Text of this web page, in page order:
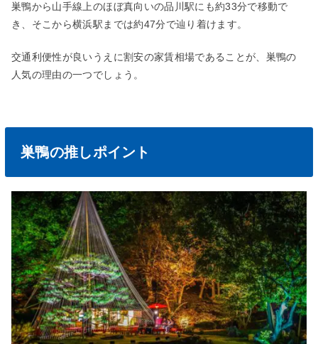
巣鴨から山手線上のほぼ真向いの品川駅にも約33分で移動で
き、そこから横浜駅までは約47分で辿り着けます。
交通利便性が良いうえに割安の家賃相場であることが、巣鴨の
人気の理由の一つでしょう。
巣鴨の推しポイント